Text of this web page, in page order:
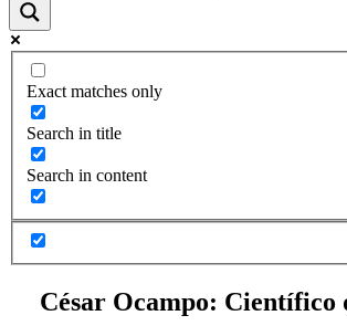
Exact matches only
Search in title
Search in content
César Ocampo: Científico